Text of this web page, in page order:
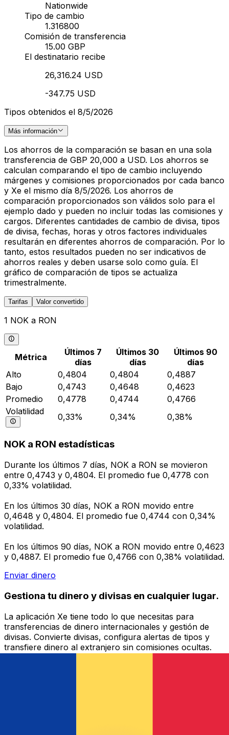
Nationwide
Tipo de cambio
1.316800
Comisión de transferencia
15.00 GBP
El destinatario recibe
26,316.24 USD
-347.75 USD
Tipos obtenidos el 8/5/2026
Más información
Los ahorros de la comparación se basan en una sola
transferencia de GBP 20,000 a USD. Los ahorros se
calculan comparando el tipo de cambio incluyendo
márgenes y comisiones proporcionados por cada banco
y Xe el mismo día 8/5/2026. Los ahorros de
comparación proporcionados son válidos solo para el
ejemplo dado y pueden no incluir todas las comisiones y
cargos. Diferentes cantidades de cambio de divisa, tipos
de divisa, fechas, horas y otros factores individuales
resultarán en diferentes ahorros de comparación. Por lo
tanto, estos resultados pueden no ser indicativos de
ahorros reales y deben usarse solo como guía. El
gráfico de comparación de tipos se actualiza
trimestralmente.
Tarifas Valor convertido
1 NOK a RON
Métrica
Últimos 7
días
Últimos 30
días
Últimos 90
días
Alto
0,4804 0,4804
0,4887
Bajo
0,4743 0,4648
0,4623
Promedio
0,4778 0,4744
0,4766
Volatilidad
0,33% 0,34% 0,38%
NOK a RON estadísticas
Durante los últimos 7 días, NOK a RON se movieron
entre 0,4743 y 0,4804. El promedio fue 0,4778 con
0,33% volatilidad.
En los últimos 30 días, NOK a RON movido entre
0,4648 y 0,4804. El promedio fue 0,4744 con 0,34%
volatilidad.
En los últimos 90 días, NOK a RON movido entre 0,4623
y 0,4887. El promedio fue 0,4766 con 0,38% volatilidad.
Enviar dinero
Gestiona tu dinero y divisas en cualquier lugar.
La aplicación Xe tiene todo lo que necesitas para
transferencias de dinero internacionales y gestión de
divisas. Convierte divisas, configura alertas de tipos y
transfiere dinero al extranjero sin comisiones ocultas.